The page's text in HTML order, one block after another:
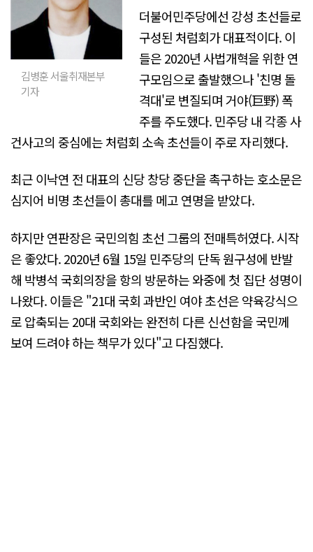
김병훈 서울취재본부
기자
더불어민주당에선 강성 초선들로
구성된 처럼회가 대표적이다. 이
들은 2020년 사법개혁을 위한 연
구모임으로 출발했으나 '친명 돌
격대'로 변질되며 거야(巨野) 폭
주를 주도했다. 민주당 내 각종 사
건사고의 중심에는 처럼회 소속 초선들이 주로 자리했다.
최근 이낙연 전 대표의 신당 창당 중단을 촉구하는 호소문은
심지어 비명 초선들이 총대를 메고 연명을 받았다.
하지만 연판장은 국민의힘 초선 그룹의 전매특허였다. 시작
은 좋았다. 2020년 6월 15일 민주당의 단독 원구성에 반발
해 박병석 국회의장을 항의 방문하는 와중에 첫 집단 성명이
나왔다. 이들은 "21대 국회 과반인 여야 초선은 약육강식으
로 압축되는 20대 국회와는 완전히 다른 신선함을 국민께
보여 드려야 하는 책무가 있다"고 다짐했다.